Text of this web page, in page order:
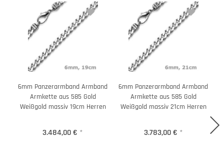
6mm Panzerarmband Armband
Armkette aus 585 Gold
Weißgold massiv 19cm Herren
3.484,00 € *
6mm Panzerarmband Armband
Armkette aus 585 Gold
Weißgold massiv 21cm Herren
3.783,00 € *